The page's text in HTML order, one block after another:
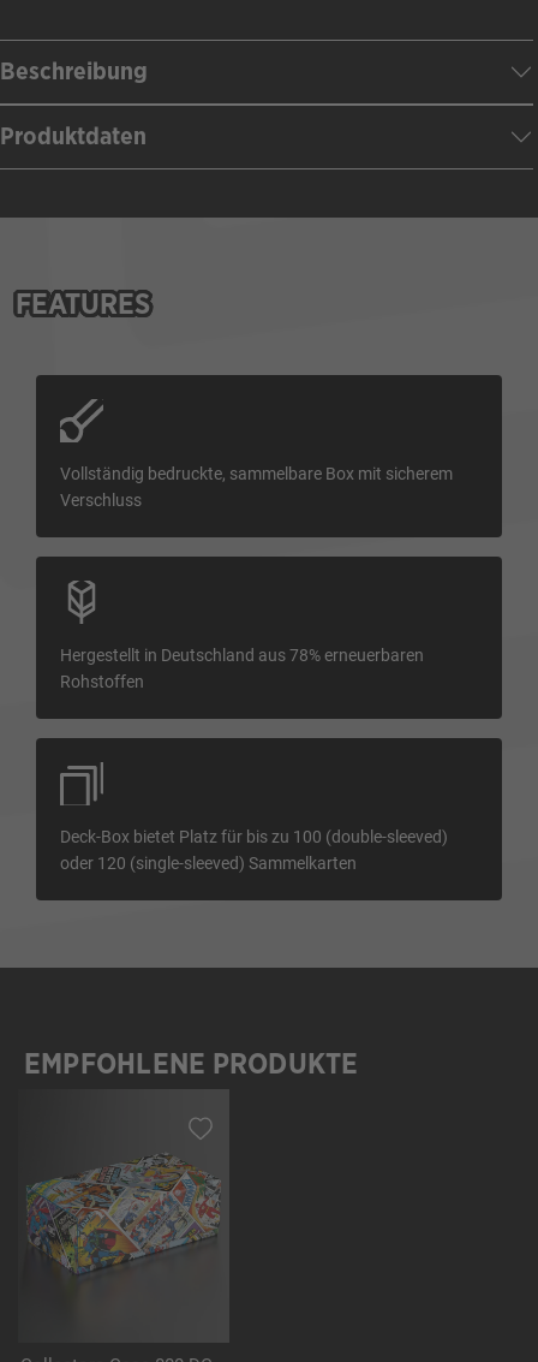
Beschreibung
Produktdaten
FEATURES
Vollständig bedruckte, sammelbare Box mit sicherem
Verschluss
Hergestellt in Deutschland aus 78% erneuerbaren
Rohstoffen
Deck-Box bietet Platz für bis zu 100 (double-sleeved)
oder 120 (single-sleeved) Sammelkarten
Produktgalerie überspringen
EMPFOHLENE PRODUKTE